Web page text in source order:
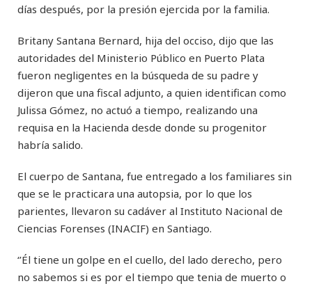
días después, por la presión ejercida por la familia.
Britany Santana Bernard, hija del occiso, dijo que las
autoridades del Ministerio Público en Puerto Plata
fueron negligentes en la búsqueda de su padre y
dijeron que una fiscal adjunto, a quien identifican como
Julissa Gómez, no actuó a tiempo, realizando una
requisa en la Hacienda desde donde su progenitor
habría salido.
El cuerpo de Santana, fue entregado a los familiares sin
que se le practicara una autopsia, por lo que los
parientes, llevaron su cadáver al Instituto Nacional de
Ciencias Forenses (INACIF) en Santiago.
‘’Él tiene un golpe en el cuello, del lado derecho, pero
no sabemos si es por el tiempo que tenia de muerto o